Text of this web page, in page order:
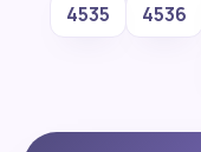
4535
4536